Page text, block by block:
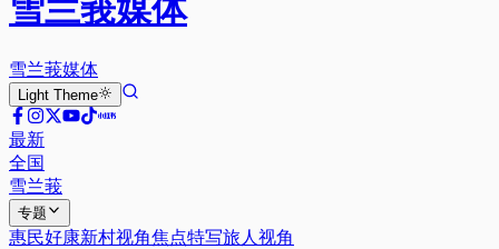
雪兰莪媒体
雪兰莪媒体
Light Theme
最新
全国
雪兰莪
专题
惠民好康新村视角焦点特写旅人视角